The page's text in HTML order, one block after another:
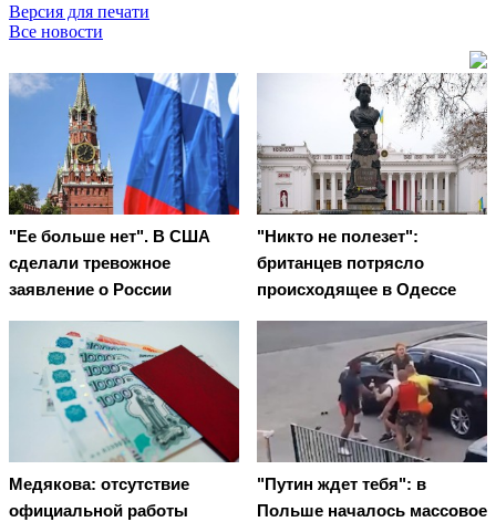
Версия для печати
Все новости
"Ее больше нет". В США
сделали тревожное
заявление о России
"Никто не полезет":
британцев потрясло
происходящее в Одессе
Медякова: отсутствие
официальной работы
"Путин ждет тебя": в
Польше началось массовое